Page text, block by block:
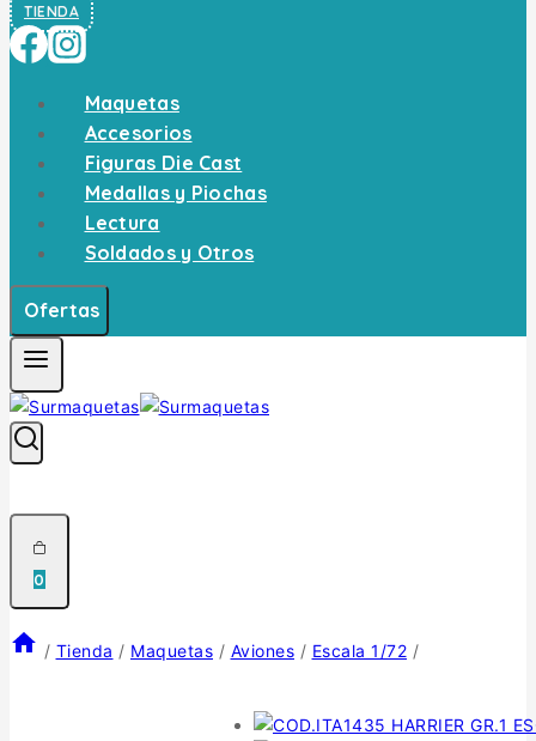
TIENDA
Maquetas
Accesorios
Figuras Die Cast
Medallas y Piochas
Lectura
Soldados y Otros
Ofertas
0
/ Tienda / Maquetas / Aviones / Escala 1/72 /